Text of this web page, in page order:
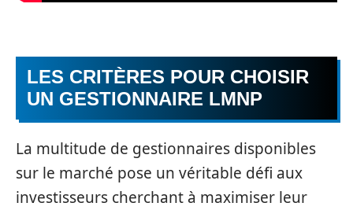
LES CRITÈRES POUR CHOISIR
UN GESTIONNAIRE LMNP
La multitude de gestionnaires disponibles
sur le marché pose un véritable défi aux
investisseurs cherchant à maximiser leur